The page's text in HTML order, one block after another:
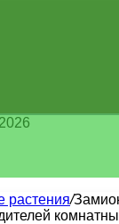
растения/